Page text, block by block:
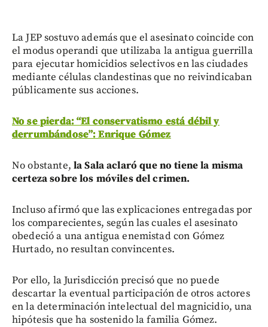
La JEP sostuvo además que el asesinato coincide con
el modus operandi que utilizaba la antigua guerrilla
para ejecutar homicidios selectivos en las ciudades
mediante células clandestinas que no reivindicaban
públicamente sus acciones.
No se pierda: “El conservatismo está débil y
derrumbándose”: Enrique Gómez
No obstante, la Sala aclaró que no tiene la misma
certeza sobre los móviles del crimen.
Incluso afirmó que las explicaciones entregadas por
los comparecientes, según las cuales el asesinato
obedeció a una antigua enemistad con Gómez
Hurtado, no resultan convincentes.
Por ello, la Jurisdicción precisó que no puede
descartar la eventual participación de otros actores
en la determinación intelectual del magnicidio, una
hipótesis que ha sostenido la familia Gómez.